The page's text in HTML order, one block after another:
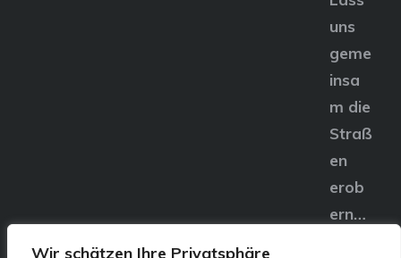
Wir schätzen Ihre Privatsphäre
uns
geme
insa
m die
Straß
en
erob
ern…